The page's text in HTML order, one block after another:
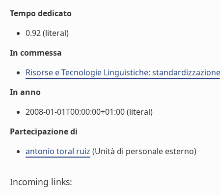
Tempo dedicato
0.92 (literal)
In commessa
Risorse e Tecnologie Linguistiche:
In anno
2008-01-01T00:00:00+01:00 (literal)
Partecipazione di
antonio toral ruiz (Unità di personale esterno)
Incoming links: